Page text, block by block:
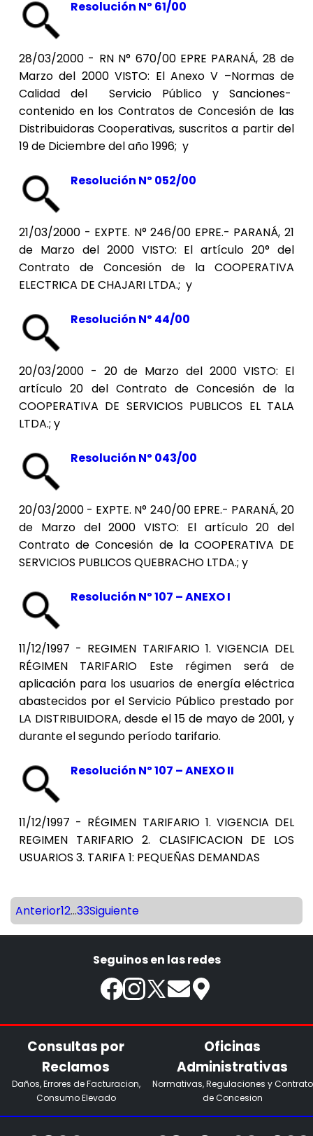
Resolución Nº 61/00
28/03/2000 - RN N° 670/00 EPRE PARANÁ, 28 de
Marzo del 2000 VISTO: El Anexo V –Normas de
Calidad del Servicio Público y Sanciones-
contenido en los Contratos de Concesión de las
Distribuidoras Cooperativas, suscritos a partir del
19 de Diciembre del año 1996; y
Resolución Nº 052/00
21/03/2000 - EXPTE. N° 246/00 EPRE.- PARANÁ, 21
de Marzo del 2000 VISTO: El artículo 20° del
Contrato de Concesión de la COOPERATIVA
ELECTRICA DE CHAJARI LTDA.; y
Resolución Nº 44/00
20/03/2000 - 20 de Marzo del 2000 VISTO: El
artículo 20 del Contrato de Concesión de la
COOPERATIVA DE SERVICIOS PUBLICOS EL TALA
LTDA.; y
Resolución Nº 043/00
20/03/2000 - EXPTE. N° 240/00 EPRE.- PARANÁ, 20
de Marzo del 2000 VISTO: El artículo 20 del
Contrato de Concesión de la COOPERATIVA DE
SERVICIOS PUBLICOS QUEBRACHO LTDA.; y
Resolución Nº 107 – ANEXO I
11/12/1997 - REGIMEN TARIFARIO 1. VIGENCIA DEL
RÉGIMEN TARIFARIO Este régimen será de
aplicación para los usuarios de energía eléctrica
abastecidos por el Servicio Público prestado por
LA DISTRIBUIDORA, desde el 15 de mayo de 2001, y
durante el segundo período tarifario.
Resolución Nº 107 – ANEXO II
11/12/1997 - RÉGIMEN TARIFARIO 1. VIGENCIA DEL
REGIMEN TARIFARIO 2. CLASIFICACION DE LOS
USUARIOS 3. TARIFA 1: PEQUEÑAS DEMANDAS
Anterior12...33Siguiente
Seguinos en las redes
Consultas por
Reclamos
Daños, Errores de Facturacion,
Consumo Elevado
Oficinas
Administrativas
Normativas, Regulaciones y Contrato
de Concesion